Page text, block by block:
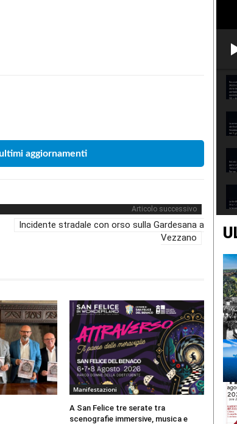
aggiornamenti
Articolo successivo
Incidente stradale con orso sulla Gardesana a
Vezzano
Manifestazioni
A San Felice tre serate tra
scenografie immersive, musica e